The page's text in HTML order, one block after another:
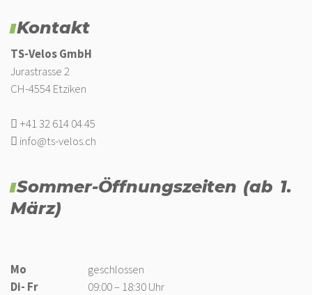
Kontakt
TS-Velos GmbH
Jurastrasse 2
CH-4554 Etziken
+41 32 614 04 45
info@ts-velos.ch
Sommer-Öffnungszeiten (ab 1.
März)
Mo
geschlossen
Di- Fr
09:00 – 18:30 Uhr